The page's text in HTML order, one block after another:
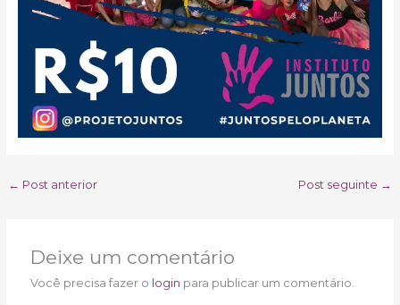
← Post anterior Post seguinte →
Deixe um comentário
Você precisa fazer o login para publicar um comentário.